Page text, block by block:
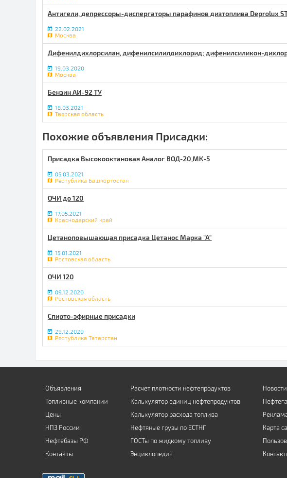
Антигели, депрессоры-диспергаторы парафинов дизтоплива Deprolux
22.02.2021
Москва
Дифенилдихлорсилан, дифенилсилилдихлорид; дифенилсиликон-
19.03.2020
Москва
Бензин АИ-92 ТУ
16.03.2021
Тверская область
Похожие объявления Присадки:
Присадка Высокооктановая Аналог ВОД-20,МК-5
05.03.2021
Республика Башкортостан
ОЧИ до 120
17.05.2021
Краснодарский край
Цетаноповышающая присадка Цетанос Марка "А"
15.01.2021
Ростовская область
ОЧИ 120
09.12.2020
Ростовская область
Спирто-эфирные присадки
29.12.2020
Республика Татарстан
Объявления
Топливные компании
Цены
НПЗ России
Нефтебазы РФ
Контакты
Расчет плотности нефтепродуктов
Калькулятор единиц нефтепродуктов
Калькулятор расхода топлива
Нефтяные грузы по ЕСТНГ
ГОСТы по жидкому топливу
Энциклопедия
Новости
Карта